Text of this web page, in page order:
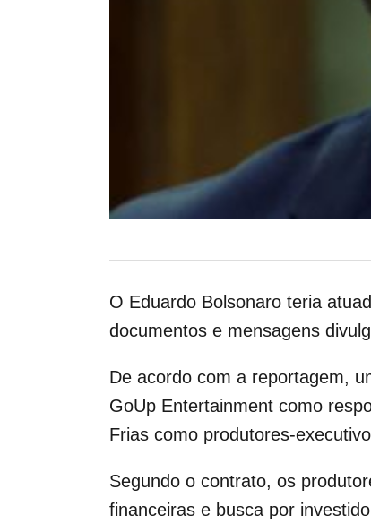
O Eduardo Bolsonaro teria
documentos e mensagens
De acordo com a reportagem,
GoUp Entertainment como
Frias como produtores-
Segundo o contrato, os
financeiras e busca por